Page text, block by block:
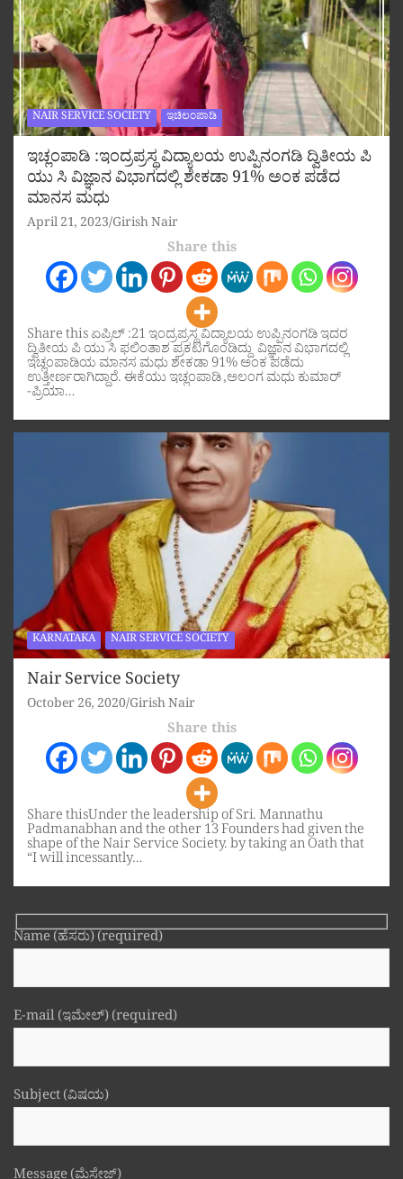
NAIR SERVICE SOCIETY ಇಚಿಲಂಪಾಡಿ
ಇಚ್ಲಂಪಾಡಿ :ಇಂದ್ರಪ್ರಸ್ಥ ವಿದ್ಯಾಲಯ ಉಪ್ಪಿನಂಗಡಿ ದ್ವಿತೀಯ ಪಿ
ಯು ಸಿ ವಿಜ್ಞಾನ ವಿಭಾಗದಲ್ಲಿ ಶೇಕಡಾ 91% ಅಂಕ ಪಡೆದ
ಮಾನಸ ಮಧು
April 21, 2023 Girish Nair
Share this
Share this ಏಪ್ರಿಲ್ :21 ಇಂದ್ರಪ್ರಸ್ಥ ವಿದ್ಯಾಲಯ ಉಪ್ಪಿನಂಗಡಿ ಇದರ
ದ್ವಿತೀಯ ಪಿ ಯು ಸಿ ಫಲಿಂತಾಶ ಪ್ರಕಟಗೊಂಡಿದ್ದು ವಿಜ್ಞಾನ ವಿಭಾಗದಲ್ಲಿ
ಇಚ್ಲಂಪಾಡಿಯ ಮಾನಸ ಮಧು ಶೇಕಡಾ 91% ಅಂಕ ಪಡೆದು
ಉತ್ತೀರ್ಣರಾಗಿದ್ದಾರೆ. ಈಕೆಯು ಇಚ್ಲಂಪಾಡಿ ,ಅಲಂಗ ಮಧು ಕುಮಾರ್
-ಪ್ರಿಯಾ…
KARNATAKA NAIR SERVICE SOCIETY
Nair Service Society
October 26, 2020 Girish Nair
Share this
Share thisUnder the leadership of Sri. Mannathu
Padmanabhan and the other 13 Founders had given the
shape of the Nair Service Society. by taking an Oath that
“I will incessantly…
Name (ಹೆಸರು) (required)
E-mail (ಇಮೇಲ್) (required)
Subject (ವಿಷಯ)